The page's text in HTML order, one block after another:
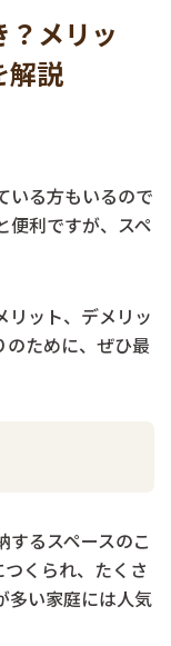
メリッ
解説
いる方もいるので
便利ですが、スペ
リット、デメリッ
のために、ぜひ最
するスペースのこ
くられ、たくさ
多い家庭には人気